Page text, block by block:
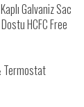
Galvaniz Sac
HCFC Free
Termostat